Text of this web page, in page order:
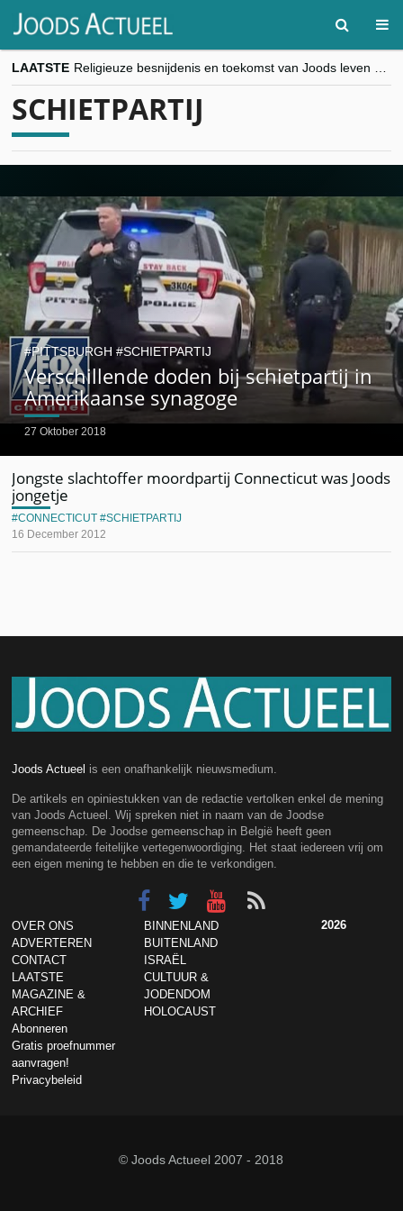
LAATSTE
“Besnijdenisdebat toont hoe moeilijk seculiere Westen minderheden begrijpt”, Jinnih Beels (Vooruit)
SCHIETPARTIJ
Verschillende doden bij schietpartij in
Amerikaanse synagoge
27 Oktober 2018
PITTSBURGH SCHIETPARTIJ
Jongste slachtoffer moordpartij Connecticut was Joods
jongetje
16 December 2012
CONNECTICUT SCHIETPARTIJ
Joods Actueel is een onafhankelijk nieuwsmedium.
De artikels en opiniestukken van de redactie vertolken enkel de mening
van Joods Actueel. Wij spreken niet in naam van de Joodse
gemeenschap. De Joodse gemeenschap in België heeft geen
gemandateerde feitelijke vertegenwoordiging. Het staat iedereen vrij om
een eigen mening te hebben en die te verkondigen.
OVER ONS
ADVERTEREN
CONTACT
LAATSTE
MAGAZINE &
ARCHIEF
Abonneren
Gratis proefnummer
aanvragen!
Privacybeleid
BINNENLAND
BUITENLAND
ISRAËL
CULTUUR &
JODENDOM
HOLOCAUST
2026
© Joods Actueel 2007 - 2018